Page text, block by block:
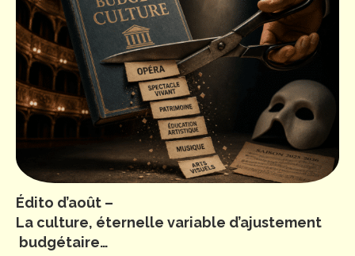
Édito d’août –
La culture, éternelle variable d’ajustement
budgétaire…